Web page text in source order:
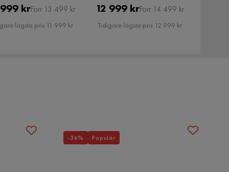
Pris
999 krOriginal
Pris
Förr 13 499 kr
lägsta pris 11 999 kr
Pris
12 999 krOriginal
Pris
Förr 14 499 kr
Tidigare lägsta pris 12 999 kr
-36% Populär